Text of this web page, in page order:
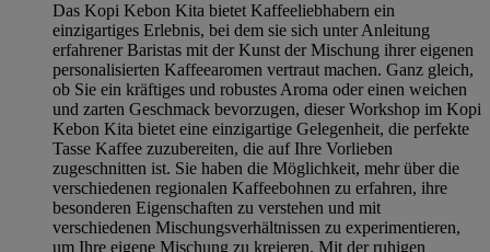
Das Kopi Kebon Kita bietet Kaffeeliebhabern ein
einzigartiges Erlebnis, bei dem sie sich unter Anleitung
erfahrener Baristas mit der Kunst der Mischung ihrer eigenen
personalisierten Kaffeearomen vertraut machen. Ganz gleich,
ob Sie ein kräftiges und robustes Aroma oder einen weichen
und zarten Geschmack bevorzugen, dieser Workshop im Kopi
Kebon Kita bietet eine einzigartige Gelegenheit, die perfekte
Tasse Kaffee zuzubereiten, die auf Ihre Vorlieben
zugeschnitten ist. Sie haben die Möglichkeit, mehr über die
verschiedenen regionalen Kaffeebohnen zu erfahren, ihre
besonderen Eigenschaften zu verstehen und mit
verschiedenen Mischungsverhältnissen zu experimentieren,
um Ihre eigene Mischung zu kreieren. Mit der ruhigen